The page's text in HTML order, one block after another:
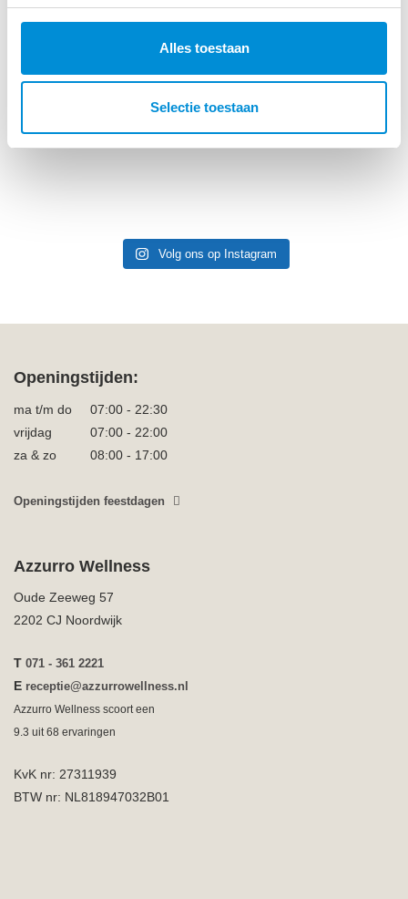
Alles toestaan
Selectie toestaan
Volg ons op Instagram
Openingstijden:
ma t/m do
07:00 - 22:30
vrijdag
07:00 - 22:00
za & zo
08:00 - 17:00
Openingstijden feestdagen
Azzurro Wellness
Oude Zeeweg 57
2202 CJ Noordwijk
T 071 - 361 2221
E receptie@azzurrowellness.nl
Azzurro Wellness scoort een
9.3 uit68 ervaringen
KvK nr: 27311939
BTW nr: NL818947032B01